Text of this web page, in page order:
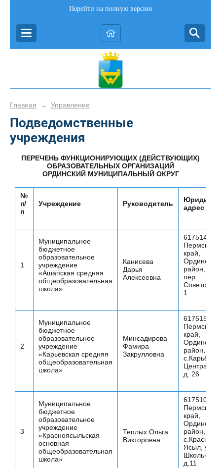
Перейти на полную версию
Главная → Управление
Подведомственные
учреждения
ПЕРЕЧЕНЬ ФУНКЦИОНИРУЮЩИХ (ДЕЙСТВУЮЩИХ)
ОБРАЗОВАТЕЛЬНЫХ ОРГАНИЗАЦИЙ
ОРДИНСКИЙ МУНИЦИПАЛЬНЫЙ ОКРУГ
№
п/
п
Учреждение Руководитель
адрес
1
Муниципальное
бюджетное
образовательное
учреждение
«Ашапская средняя
общеобразовательная
школа»
Канисева
Дарья
Алексеевна
617514
Пермский
край,
Ординский
район,
пер.
Советский,
1
2
Муниципальное
бюджетное
образовательное
учреждение
«Карьевская средняя
общеобразовательная
школа»
Минсадирова
Фамира
Закрулловна
617515
Пермский
край,
Ординский
район,
с.Карьёво,
д. 26
3
Муниципальное
бюджетное
образовательное
учреждение
«Красноясыльская
основная
общеобразовательная
школа»
Теплых Ольга
Викторовна
617510
Пермский
край,
Ординский
район,
с.Красный
Ясыл, ул.
Школьная,
д.11